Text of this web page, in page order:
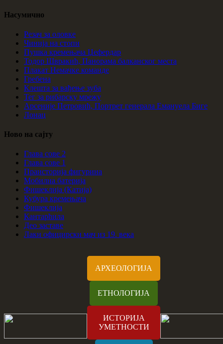
Насумично
Резач за оловке
Чинија на стопи
Пушка кремењача Џефердар
Тодор Швракић, Панорама балканског места
Плакат Немачке команде
Гребена
Клешта за вађење зуба
Тег за рибарску мрежу
Арсеније Петровић, Портрет генерала Емануела Биге
Лонац
Ново на сајту
Глава сове 2
Глава сове 1
Праисторија фигурина
Мобилна батерија
Фишеклија (Катија)
Кубура кремењача
Фишеклија
Кантарћила
Део заставе
Лаки официрски мач из 19. века
АРХЕОЛОГИЈА
ЕТНОЛОГИЈА
ИСТОРИЈА
УМЕТНОСТИ